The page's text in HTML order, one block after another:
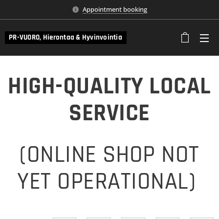
Appointment booking
PR-VUORO, Hierontaa & Hyvinvointia
HIGH-QUALITY LOCAL
SERVICE
(ONLINE SHOP NOT
YET OPERATIONAL)